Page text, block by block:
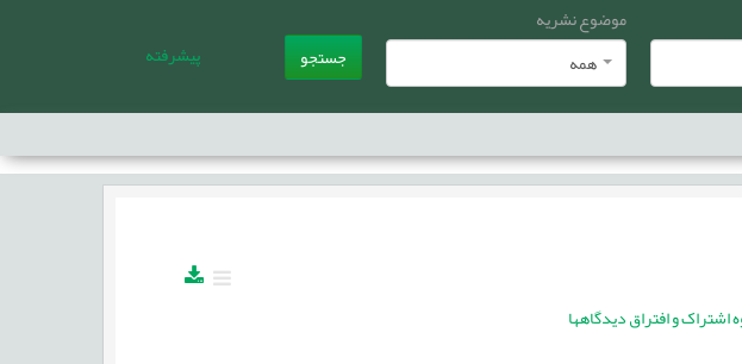
موضوع نشریه
همه
جستجو پیشرفته
و افتراق ديدگاهها